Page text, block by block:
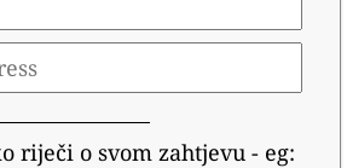
riječi o svom zahtjevu- eg: